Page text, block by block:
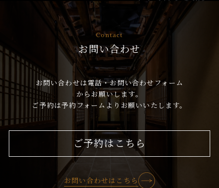
Contact
お問い合わせ
お問い合わせは電話・お問い合わせフォーム
からお願いします。
ご予約は予約フォームよりお願いいたします。
ご予約はこちら
お問い合わせはこちら